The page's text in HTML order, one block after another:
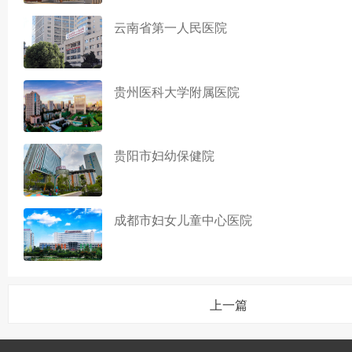
云南省第一人民医院
贵州医科大学附属医院
贵阳市妇幼保健院
成都市妇女儿童中心医院
上一篇